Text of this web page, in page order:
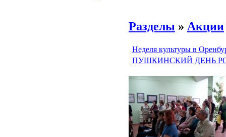
Разделы » Акции
Неделя культуры в
ПУШКИНСКИЙ ДЕНЬ